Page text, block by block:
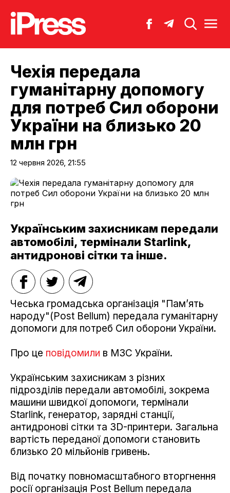
Чехія передала
гуманітарну допомогу
для потреб Сил оборони
України на близько 20
млн грн
12 червня 2026, 21:55
Українським захисникам передали
автомобілі, термінали Starlink,
антидронові сітки та інше.
Чеська громадська організація "Памʼять
народу"(Post Bellum) передала гуманітарну
допомоги для потреб Сил оборони України.
Про це повідомили в МЗС України.
Українським захисникам з різних
підрозділів передали автомобілі, зокрема
машини швидкої допомоги, термінали
Starlink, генератор, зарядні станції,
антидронові сітки та 3D-принтери. Загальна
вартість переданої допомоги становить
близько 20 мільйонів гривень.
Від початку повномасштабного вторгнення
росії організація Post Bellum передала